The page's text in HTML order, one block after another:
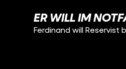
ER WILL IM